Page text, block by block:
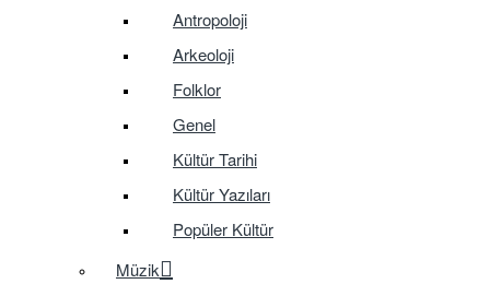
Antropoloji
Arkeoloji
Folklor
Genel
Kültür Tarihi
Kültür Yazıları
Popüler Kültür
Müzik